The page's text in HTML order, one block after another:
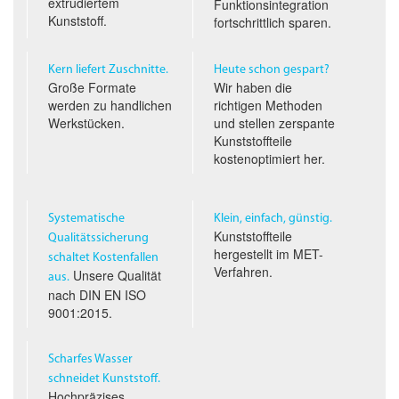
Kunststoff.
Funktionsintegration
fortschrittlich sparen.
Kern liefert Zuschnitte.
Große Formate
werden zu handlichen
Werkstücken.
Heute schon gespart?
Wir haben die
richtigen Methoden
und stellen zerspante
Kunststoffteile
kostenoptimiert her.
Systematische
Qualitäts­sicherung
schaltet Kostenfallen
aus.Unsere Qualität
nach DIN EN ISO
9001:2015.
Klein, einfach, günstig.
Kunststoffteile
hergestellt im MET-
Verfahren.
Scharfes Wasser
schneidet Kunststoff.